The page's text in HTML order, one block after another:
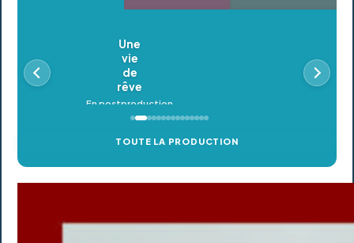
Oldeupe
En postproduction
TOUTE LA PRODUCTION